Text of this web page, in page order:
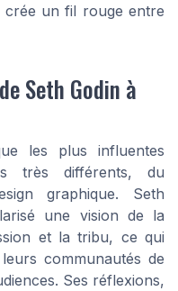
crée un fil rouge entre
Seth Godin à
les plus influentes
très différents, du
graphique. Seth
une vision de la
et la tribu, ce qui
communautés de
Ses réflexions,